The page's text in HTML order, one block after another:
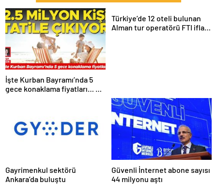
İşte Kurban Bayramı’nda 5
gece konaklama fiyatları… 2.5
Türkiye’de 12 oteli bulunan
Alman tur operatörü FTI iflas
Gayrimenkul sektörü
Ankara’da buluştu
Güvenli İnternet abone sayısı
44 milyonu aştı